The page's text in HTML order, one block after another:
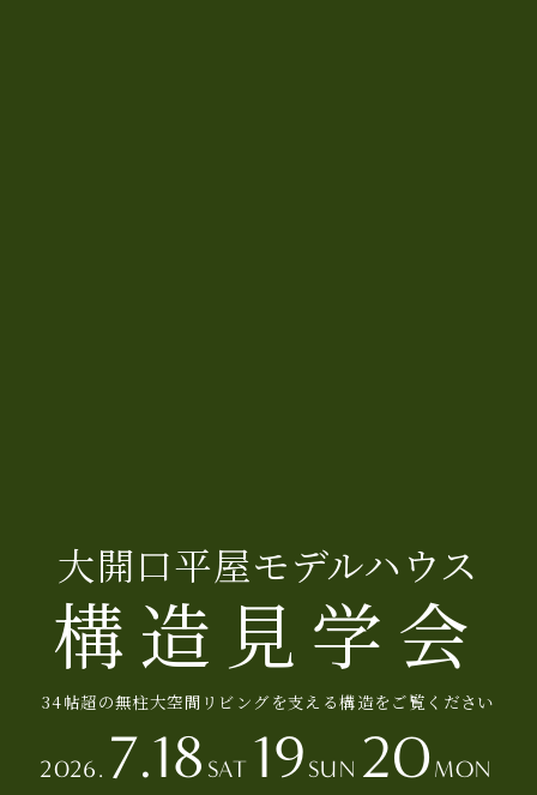
大開口平屋モデルハウス
構造見学会
34帖超の無柱大空間リビングを支える構造をご覧ください
2026. 7.18 SAT 19 SUN 20MON